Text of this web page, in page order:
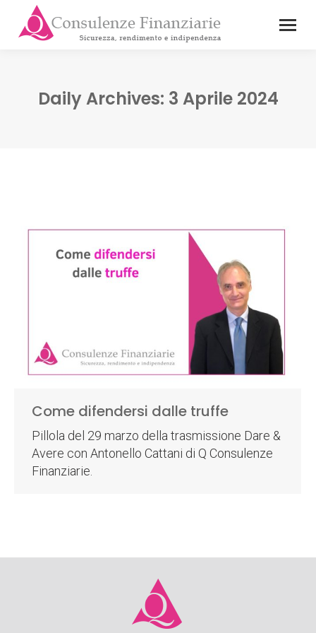
Daily Archives: 3 Aprile 2024
Come difendersi dalle truffe
Pillola del 29 marzo della trasmissione Dare &
Avere con Antonello Cattani di Q Consulenze
Finanziarie.